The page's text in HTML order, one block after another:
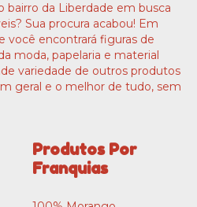
bairro da Liberdade em busca
Sua procura acabou! Em
você encontrará figuras de
moda, papelaria e material
variedade de outros produtos
geral e o melhor de tudo, sem
Produtos Por
Franquias